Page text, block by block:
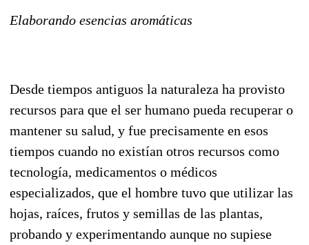
Elaborando esencias aromáticas
Desde tiempos antiguos la naturaleza ha provisto
recursos para que el ser humano pueda recuperar o
mantener su salud, y fue precisamente en esos
tiempos cuando no existían otros recursos como
tecnología, medicamentos o médicos
especializados, que el hombre tuvo que utilizar las
hojas, raíces, frutos y semillas de las plantas,
probando y experimentando aunque no supiese